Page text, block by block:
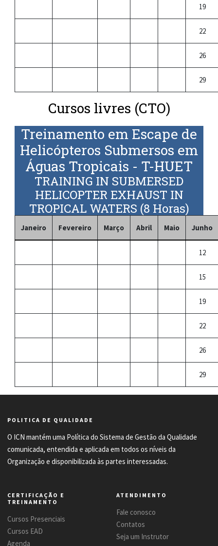
19
22
26
29
Cursos livres (CTO)
Treinamento em Escape de
Helicópteros Submersos em
Águas Tropicais - T-HUET
TRAINING IN SUBMERSED
HELICOPTER EXHAUST IN
TROPICAL WATERS (8 Horas)
Janeiro Fevereiro Março Abril Maio Junho
12
15
19
22
26
29
POLITICA DE QUALIDADE
O ICN mantém uma Política do Sistema de Gestão da Qualidade
comunicada, entendida e aplicada em todos os níveis da
Organização e disponibilizada às partes interessadas.
CERTIFICAÇÃO E
TREINAMENTO
Cursos Presenciais
Cursos EAD
Agenda
ATENDIMENTO
Fale conosco
Contatos
Seja um Instrutor